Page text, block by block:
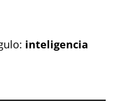
inteligencia